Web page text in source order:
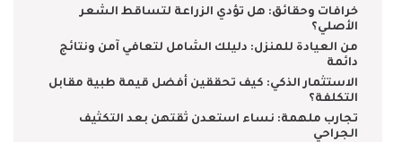
خرافات وحقائق: هل تؤدي الزراعة لتساقط الشعر
الأصلي؟
من العيادة للمنزل: دليلك الشامل لتعافي آمن ونتائج
دائمة
الاستثمار الذكي: كيف تحققين أفضل قيمة طبية مقابل
التكلفة؟
تجارب ملهمة: نساء استعدن ثقتهن بعد التكثيف
الجراحي